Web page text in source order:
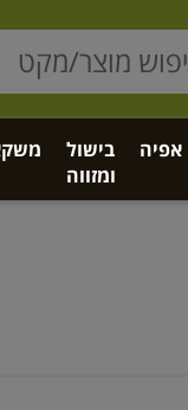
אפיה
בישול
ומזווה